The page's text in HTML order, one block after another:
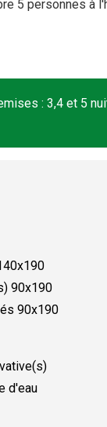
5 personnes à
: 3,4 et 5
90x190
90x190
d'eau